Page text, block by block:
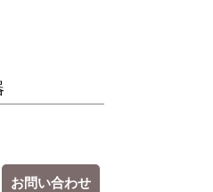
お問い合わせ